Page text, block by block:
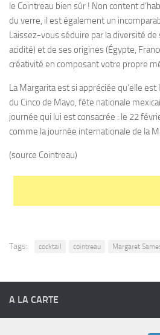
le Cointreau bien sûr ! Non content
du verre, il est également un
Laissez-vous séduire par la diversité
acidité) et de ses origines (Égypte,
créativité en composant votre propre
La Margarita est si appréciée qu’elle
du Cinco de Mayo, fête nationale
journée qui lui est consacrée : le 22
comme la journée internationale de la
(source Cointreau)
Tags: cocktail cointreau Margaret
A LA CARTE